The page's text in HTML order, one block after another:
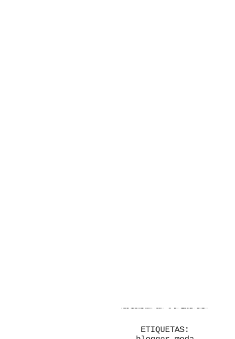
ETIQUETAS: